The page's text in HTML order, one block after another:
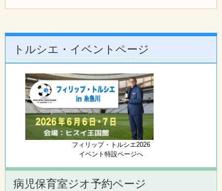
トルシエ・イベントページ
フィリップ・トルシエ2026
イベント特設ページへ
病児保育室ジオ予約ページ